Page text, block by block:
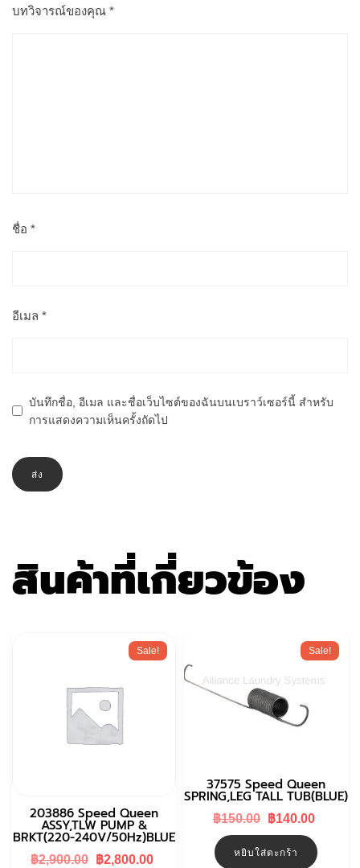
บทวิจารณ์ของคุณ *
ชื่อ *
อีเมล *
บันทึกชื่อ, อีเมล และชื่อเว็บไซต์ของฉันบนเบราว์เซอร์นี้ สำหรับ
การแสดงความเห็นครั้งถัดไป
สินค้าที่เกี่ยวข้อง
Sale!
203886 Speed Queen
ASSY,TLW PUMP &
BRKT(220-240V/50Hz)BLUE
฿2,900.00 Original
฿2,800.00
Sale!
37575 Speed Queen
SPRING,LEG TALL TUB(BLUE)
฿150.00 Original
฿150.00.
฿140.00
หยิบใส่ตะกร้า